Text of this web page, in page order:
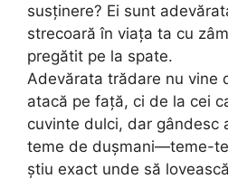
susținere? Ei sunt
strecoară în viața ta cu
pregătit pe la spate.
Adevărata trădare nu vine
atacă pe față, ci de la cei
cuvinte dulci, dar gândesc
teme de dușmani—teme-
știu exact unde să